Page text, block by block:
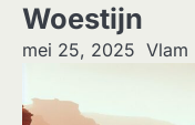
Woestijn
mei 25, 2025 Vlam